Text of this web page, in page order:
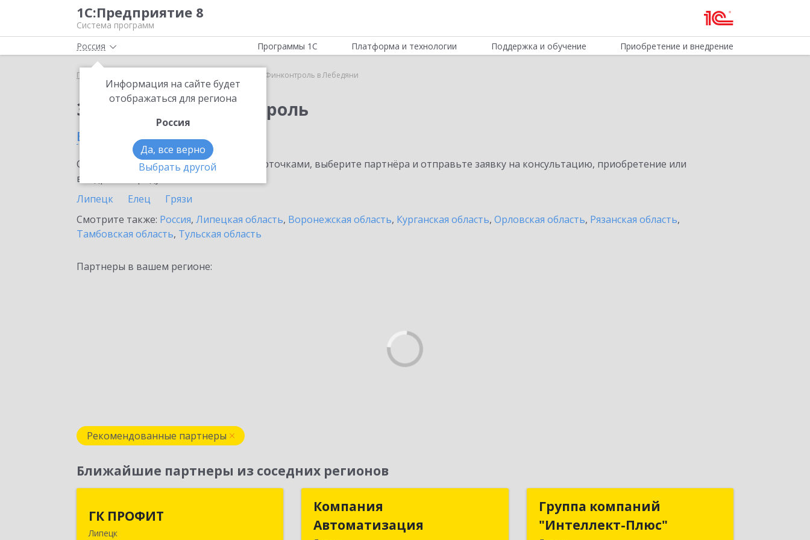
1С:Предприятие 8
Система программ
Россия
Информация на сайте будет
отображаться для региона
Россия
Да, все верно
Выбрать другой
Программы 1С Платформа и технологии Поддержка и обучение Приобретение и внедрение
Главная 1С-Финконтроль в Лебедяни
Заказать 1С-Финконтроль
в Лебедяни
Ознакомьтесь с информационными карточками, выберите партнёра и отправьте заявку на консультацию, приобретение или
внедрение продукта.
Липецк
Елец
Грязи
Смотрите также: Россия, Липецкая область, Воронежская область, Курганская область, Орловская область, Рязанская область,
Тамбовская область, Тульская область
Партнеры в вашем регионе:
Рекомендованные партнеры
Ближайшие партнеры из соседних регионов
ГК ПРОФИТ
Липецк398001, Липецкая обл, Липецк г,
Компания
АвтоматизацияАвтоматизация
Группа компаний
"Интеллект-Плюс"
Группа компаний
"Интеллект-Плюс"